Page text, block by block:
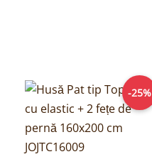
-25%
Prețul
inițial
a
fost:
199,00lei.
Prețul
curent
este:
149,00lei.